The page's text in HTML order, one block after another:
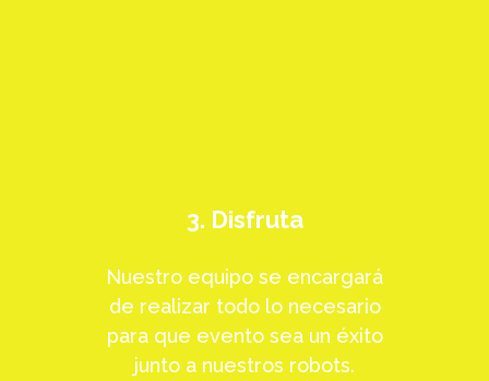
3. Disfruta
Nuestro equipo se encargará
de realizar todo lo necesario
para que evento sea un éxito
junto a nuestros robots.